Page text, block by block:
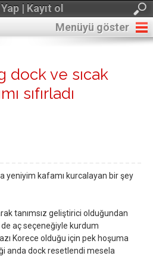
| Kayıt ol
Menüyü göster
dock ve sıcak
sıfırladı
yeniyim kafamı kurcalayan bir şey
tanımsız geliştirici olduğundan
aç seçeneğiyle kurdum
Korece olduğu için pek hoşuma
anda dock resetlendi mesela